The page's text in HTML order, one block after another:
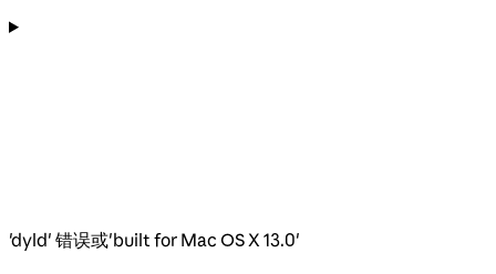
'dyld' 错误或'built for Mac OS X 13.0'